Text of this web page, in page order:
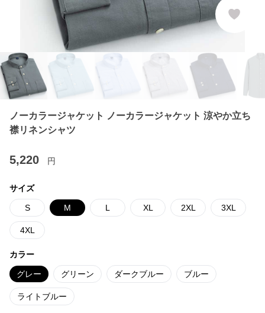
ノーカラージャケット ノーカラージャケット 涼やか立ち
襟リネンシャツ
5,220 円
サイズ
S M L XL 2XL 3XL
4XL
カラー
グレー グリーン ダークブルー ブルー
ライトブルー